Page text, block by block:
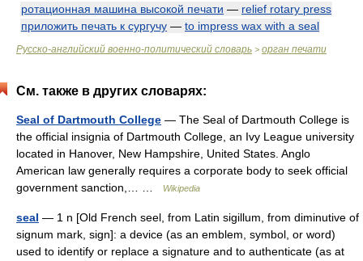
ротационная машина высокой печати — relief rotary press
приложить печать к сургучу — to impress wax with a seal
Русско-английский военно-политический словарь > орган печати
См. также в других словарях:
Seal of Dartmouth College — The Seal of Dartmouth College is
the official insignia of Dartmouth College, an Ivy League university
located in Hanover, New Hampshire, United States. Anglo
American law generally requires a corporate body to seek official
government sanction,… …
Wikipedia
seal — 1 n [Old French seel, from Latin sigillum, from diminutive of
signum mark, sign]: a device (as an emblem, symbol, or word)
used to identify or replace a signature and to authenticate (as at